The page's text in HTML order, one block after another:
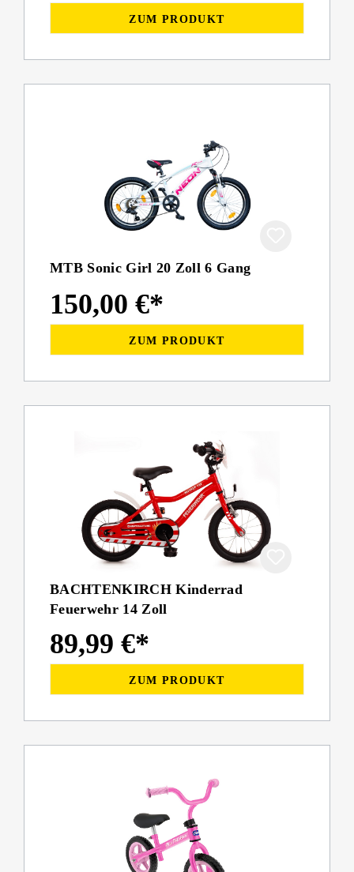
ZUM PRODUKT
MTB Sonic Girl 20 Zoll 6 Gang
150,00 €*
ZUM PRODUKT
BACHTENKIRCH Kinderrad
Feuerwehr 14 Zoll
89,99 €*
ZUM PRODUKT